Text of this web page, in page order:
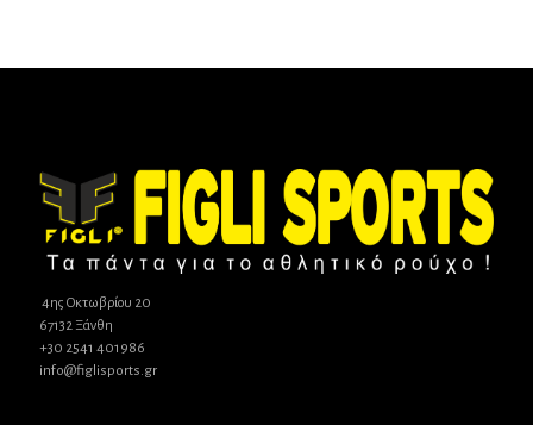
4ης Οκτωβρίου 20
67132 Ξάνθη
+30 2541 401986
info@figlisports.gr